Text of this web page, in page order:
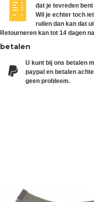
dat je tevreden
Wil je echter toch
ruilen dan kan dat
Retourneren kan tot 14 dagen
betalen
U kunt bij ons betalen
paypal en betalen
geen probleem.